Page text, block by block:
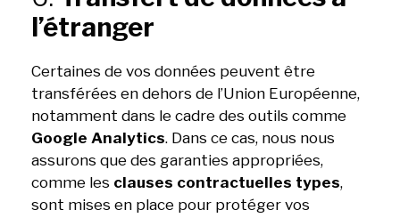
l’étranger
Certaines de vos données peuvent être
transférées en dehors de l’Union Européenne,
notamment dans le cadre des outils comme
Google Analytics. Dans ce cas, nous nous
assurons que des garanties appropriées,
comme les clauses contractuelles types,
sont mises en place pour protéger vos